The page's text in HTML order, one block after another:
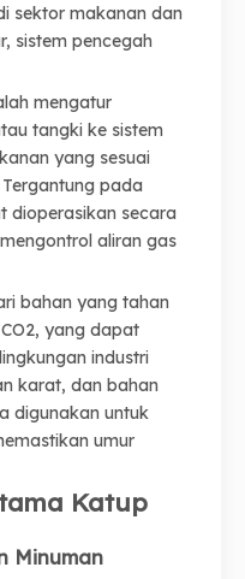
sektor makanan dan
sistem pencegah
mengatur
tangki ke sistem
yang sesuai
pada
dioperasikan secara
aliran gas
bahan yang tahan
yang dapat
industri
karat, dan bahan
digunakan untuk
umur
Katup
Minuman